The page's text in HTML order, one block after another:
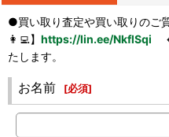
●買い取り査定や買い取りのご
👩‍💻】 https://lin.ee/NkflSqi ←
たします。
お名前 [必須]